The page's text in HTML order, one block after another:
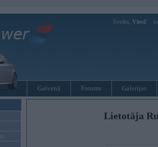
Sveiks, Viesi!
Galvenā Forums Galerijas
Lietotāja